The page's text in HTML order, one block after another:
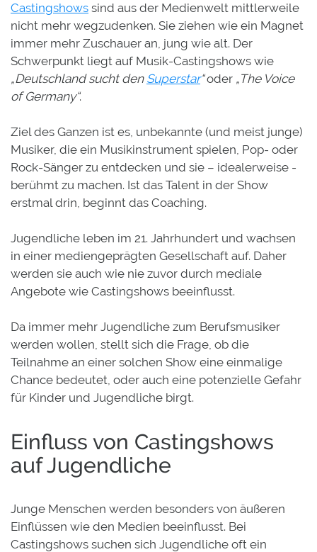
Castingshows sind aus der Medienwelt mittlerweile
nicht mehr wegzudenken. Sie ziehen wie ein Magnet
immer mehr Zuschauer an, jung wie alt. Der
Schwerpunkt liegt auf Musik-Castingshows wie
„Deutschland sucht den Superstar“oder „The Voice
of Germany“.
Ziel des Ganzen ist es, unbekannte (und meist junge)
Musiker, die ein Musikinstrument spielen, Pop- oder
Rock-Sänger zu entdecken und sie – idealerweise -
berühmt zu machen. Ist das Talent in der Show
erstmal drin, beginnt das Coaching.
Jugendliche leben im 21. Jahrhundert und wachsen
in einer mediengeprägten Gesellschaft auf. Daher
werden sie auch wie nie zuvor durch mediale
Angebote wie Castingshows beeinflusst.
Da immer mehr Jugendliche zum Berufsmusiker
werden wollen, stellt sich die Frage, ob die
Teilnahme an einer solchen Show eine einmalige
Chance bedeutet, oder auch eine potenzielle Gefahr
für Kinder und Jugendliche birgt.
Einfluss von Castingshows
auf Jugendliche
Junge Menschen werden besonders von äußeren
Einflüssen wie den Medien beeinflusst. Bei
Castingshows suchen sich Jugendliche oft ein